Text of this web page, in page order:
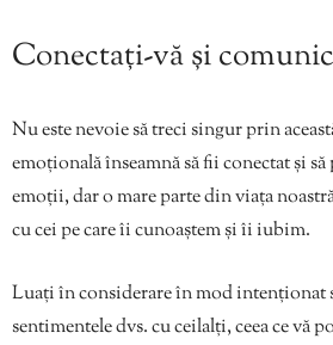
Conectați-vă și
Nu este nevoie să treci singur prin
emoțională înseamnă să fii conectat și
emoții, dar o mare parte din viața
cu cei pe care îi cunoaștem și îi iubim.
Luați în considerare în mod intenționat
sentimentele dvs. cu ceilalți, ceea ce vă